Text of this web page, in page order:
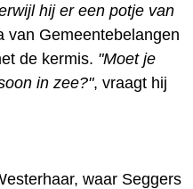
hij er een potje van
Gemeentebelangen
de kermis. "Moet je
in zee?", vraagt hij
waar Seggers